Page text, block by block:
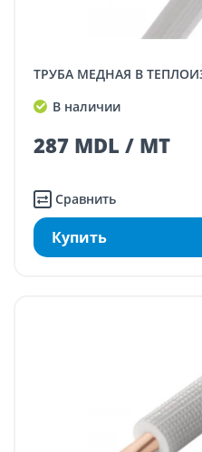
ТРУБА МЕДНАЯ В
В наличии
287 MDL / MT
Сравнить
Купить